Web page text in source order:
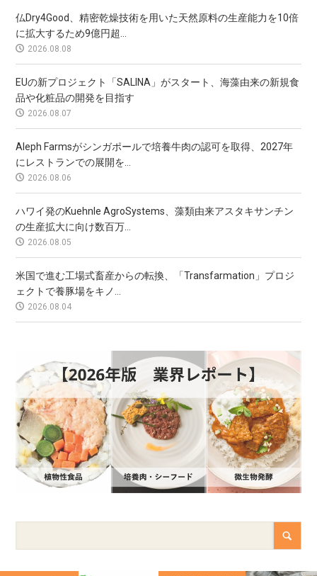
仏Dry4Good、精密乾燥技術を用いた天然原料の生産能力を10倍
に拡大するため9億円超...
2026.08.08
EUの新プロジェクト「SALINA」がスタート、海藻由来の新規食
品や化粧品の開発を目指す
2026.08.07
Aleph Farmsがシンガポールで培養牛肉の認可を取得、2027年
にレストランでの展開を...
2026.08.06
ハワイ発のKuehnle AgroSystems、藻類由来アスタキサンチン
の生産拡大に向け数百万...
2026.08.05
米国で進む工場式畜産からの転換、「Transfarmation」プロジ
ェクトで養豚場をキノ...
2026.08.04